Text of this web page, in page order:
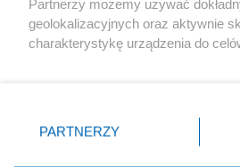
Partnerzy możemy używać
geolokalizacyjnych oraz aktywnie
charakterystykę urządzenia do
zmienić/wycofać klikając przycisk
znajdujący się w lewym dolnym
rodzaje przetwarzania danych nie
PARTNERZY